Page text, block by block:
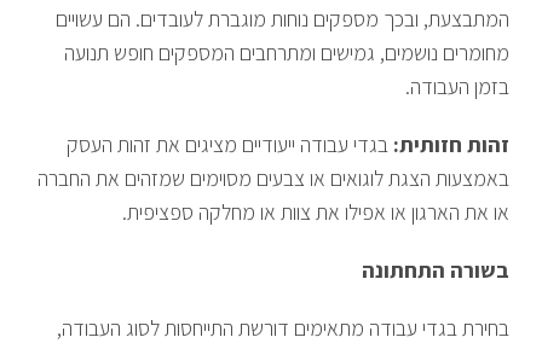
המתבצעת, ובכך מספקים נוחות מוגברת לעובדים. הם עשויים
מחומרים נושמים, גמישים ומתרחבים המספקים חופש תנועה
בזמן העבודה.
זהות חזותית: בגדי עבודה ייעודיים מציגים את זהות העסק
באמצעות הצגת לוגואים או צבעים מסוימים שמזהים את החברה
או את הארגון או אפילו את צוות או מחלקה ספציפית.
בשורה התחתונה
בחירת בגדי עבודה מתאימים דורשת התייחסות לסוג העבודה,